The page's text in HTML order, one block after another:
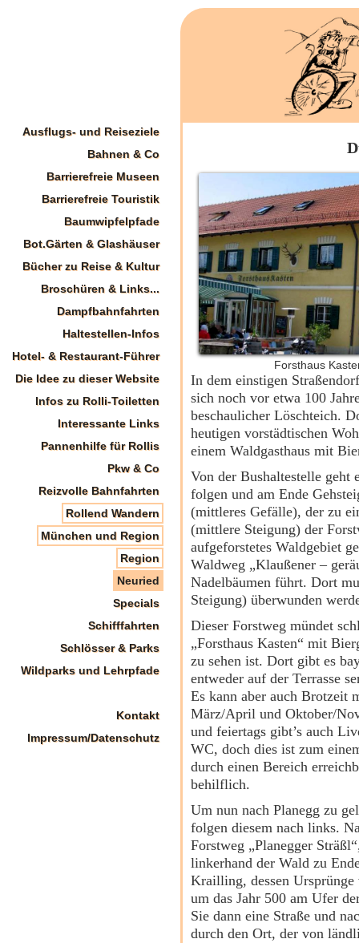
Ausflugs- und Reiseziele
Bahnen & Co
Barrierefreie Museen
Barrierefreie Touristik
Baumwipfelpfade
Bot.Gärten & Glashäuser
Bücher zu Reise & Kultur
Broschüren & Links...
Dampfbahnfahrten
Haltestellen-Infos
Hotel- & Restaurant-Führer
Die Idee zu dieser Website
Infos zu Rolli-Toiletten
Interessante Links
Pannenhilfe für Rollis
Pkw & Co
Reizvolle Bahnfahrten
Rollend Wandern
München und Region
Region
Neuried
Specials
Schifffahrten
Schlösser & Parks
Wildparks und Lehrpfade
Kontakt
Impressum/Datenschutz
Forsthaus
In dem einstigen
sich noch vor etwa 100
beschaulicher Löschteich.
heutigen vorstädtischen
einem Waldgasthaus mit
Von der Bushaltestelle geht
folgen und am Ende
(mittleres Gefälle), der zu
(mittlere Steigung) der
aufgeforstetes Waldgebiet
Waldweg „Klaußener –
Nadelbäumen führt. Dort
Steigung) überwunden
Dieser Forstweg mündet
„Forsthaus Kasten“ mit
zu sehen ist. Dort gibt es
entweder auf der Terrasse
Es kann aber auch Brotzeit
März/April und Oktober/
und feiertags gibt’s auch
WC, doch dies ist zum
durch einen Bereich
behilflich.
Um nun nach Planegg zu
folgen diesem nach links.
Forstweg „Planegger
linkerhand der Wald zu
Krailling, dessen
um das Jahr 500 am Ufer
Sie dann eine Straße und
durch den Ort, der von